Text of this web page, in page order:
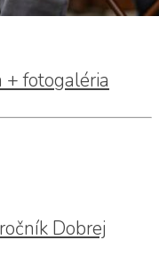
+ fotogaléria
Dobrej